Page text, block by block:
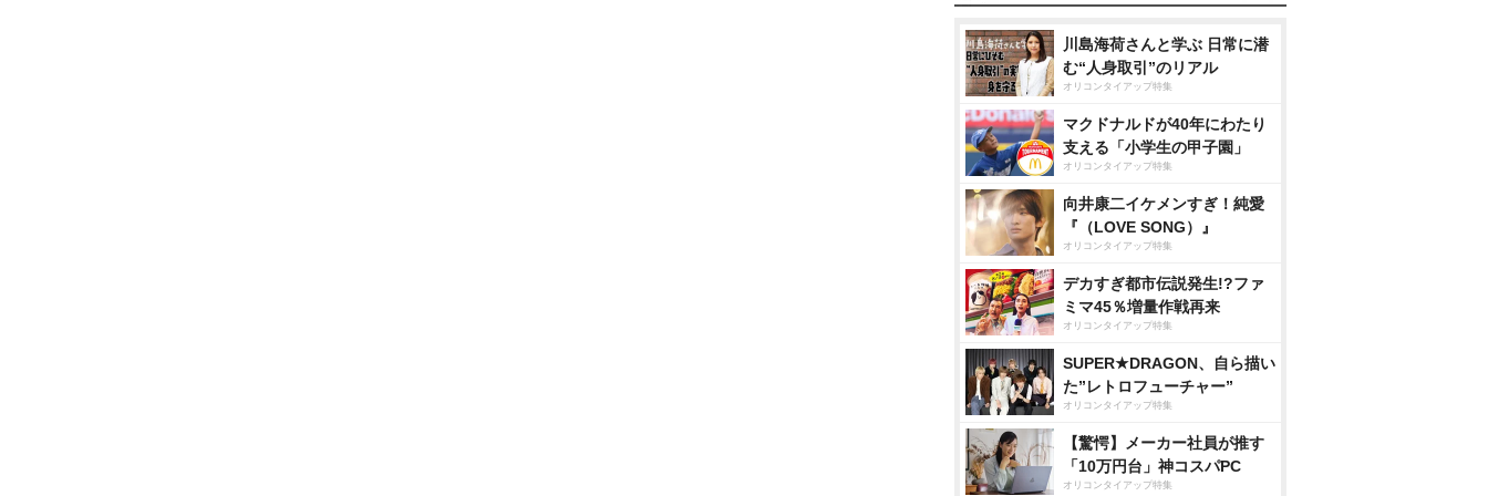
川島海荷さんと学ぶ 日常に潜
む“人身取引”のリアル
オリコンタイアップ特集
マクドナルドが40年にわたり
支える「小学生の甲子園」
オリコンタイアップ特集
向井康二イケメンすぎ！純愛
『（LOVE SONG）』
オリコンタイアップ特集
デカすぎ都市伝説発生!?ファ
ミマ45％増量作戦再来
オリコンタイアップ特集
SUPER★DRAGON、自ら描い
た”レトロフューチャー”
オリコンタイアップ特集
【驚愕】メーカー社員が推す
「10万円台」神コスパPC
オリコンタイアップ特集